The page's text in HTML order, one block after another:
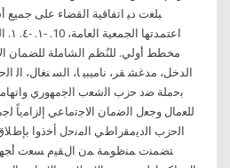
ﺒﻠﻐﺕ ﺩﻴ اﺗﻔﺎﻗﻴﺔ اﻟﻘﻀﺎء ﻋﻠﻰ ﺟﻤﻴﻊ
اﻟﺪﺧﻞ، ﻣﺪﻏﺸ ﻘﺮ، ﻧﺎﻣﻴﺒﻴ ﺎ، اﻟﺴ ﻨﻐﺎل، اﻟ
ﺑﺣﻣﻠﺔ ﺿﺩ ﺣﺯﺏ ﺍﻟﺷﻌﺏ ﺍﻟﺟﻣﻬﻭﺭﻱ
ﺍﻟﺣﺯﺏ ﺍﻟﺩﻳﻣﻘﺭﺍﻁﻲ ﺍﻟﻣﻧﺣﻝ ﺃﺧﺫﻭﺍ
ﺘﻀﻤﻨت ﻤﻨظوﻤﺔ ﻤن اﻝﻘﻴم ﺴﻌت